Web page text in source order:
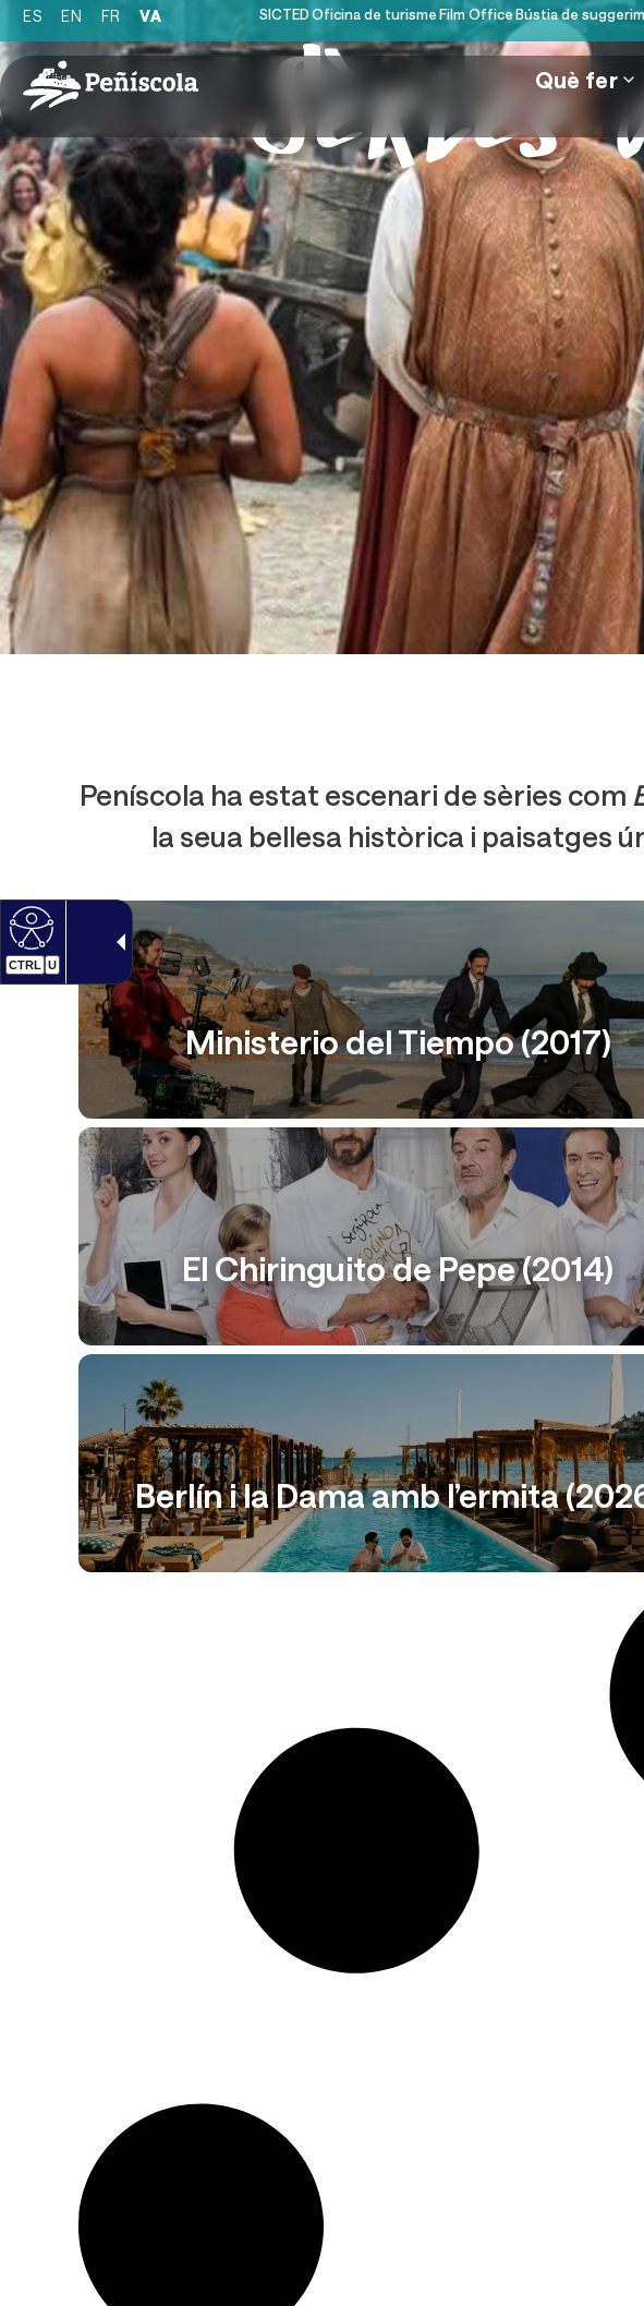
CTRL U
ES EN FR VA SICTED Oficina de turisme Film OfficeBústia de
Què fer
Sèries
Peníscola ha estat escenari de sèries com
la seua bellesa històrica i paisatges
Ministerio del Tiempo (2017)
El Chiringuito de Pepe (2014)
Berlín i la Dama amb l’ermita